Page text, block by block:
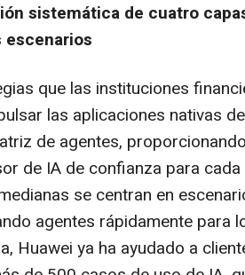
sistemática de cuatro
que las instituciones
las aplicaciones nativas
de agentes,
de IA de confianza para cada
se centran en
agentes rápidamente para
Huawei ya ha ayudado a